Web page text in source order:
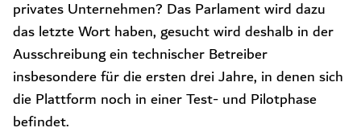
privates Unternehmen? Das Parlament wird dazu
das letzte Wort haben, gesucht wird deshalb in der
Ausschreibung ein technischer Betreiber
insbesondere für die ersten drei Jahre, in denen sich
die Plattform noch in einer Test- und Pilotphase
befindet.